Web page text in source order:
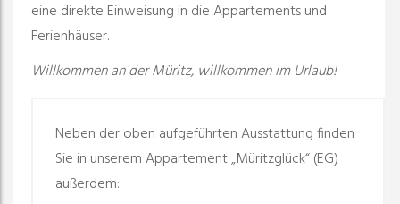
eine direkte Einweisung in die Appartements und
Ferienhäuser.
Willkommen an der Müritz, willkommen im Urlaub!
Neben der oben aufgeführten Ausstattung finden
Sie in unserem Appartement „Müritzglück“ (EG)
außerdem: